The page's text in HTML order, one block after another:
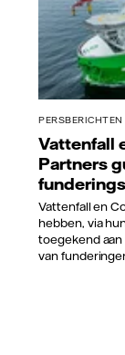
PERSBERICHTEN
Vattenfall
Partners
Vattenfall en
hebben, via
toegekend
van